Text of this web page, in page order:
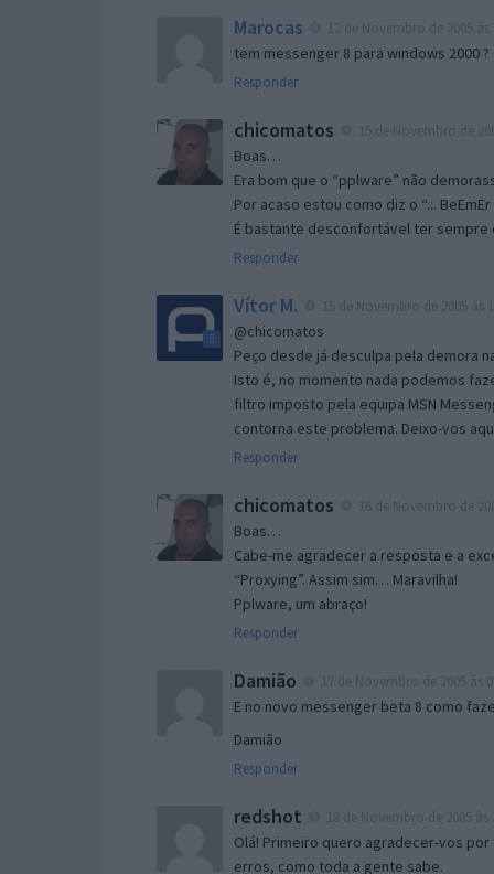
Marocas
tem messenger 8 para windows 2000
Responder
chicomatos
Boas…
Era bom que o “pplware” não
Por acaso estou como diz o “.:.
É bastante desconfortável ter sempre
Responder
Vítor M.
@chicomatos
Peço desde já desculpa pela demora
Isto é, no momento nada podemos
filtro imposto pela equipa MSN
contorna este problema. Deixo-vos
Responder
chicomatos
Boas…
Cabe-me agradecer a resposta e a
“Proxying”. Assim sim… Maravilha!
Pplware, um abraço!
Responder
Damião
E no novo messenger beta 8 como
Damião
Responder
redshot
Olá! Primeiro quero agradecer-vos
erros, como toda a gente sabe.